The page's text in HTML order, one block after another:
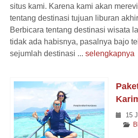
situs kami. Karena kami akan
tentang destinasi tujuan liburan
Berbicara tentang destinasi wisata
tidak ada habisnya, pasalnya bajo
sejumlah destinasi ... selengkapnya
15